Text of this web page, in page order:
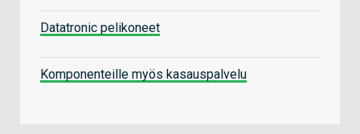
Datatronic pelikoneet
Komponenteille myös kasauspalvelu